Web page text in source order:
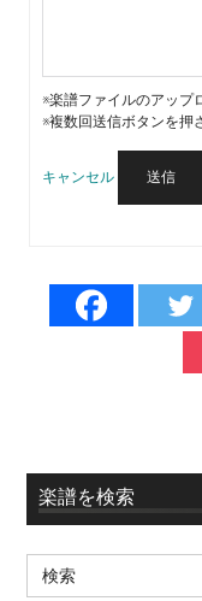
※楽譜ファイルのアップ
※複数回送信ボタンを押
キャンセル 送信
最
初
の
楽譜を検索
Search
for: